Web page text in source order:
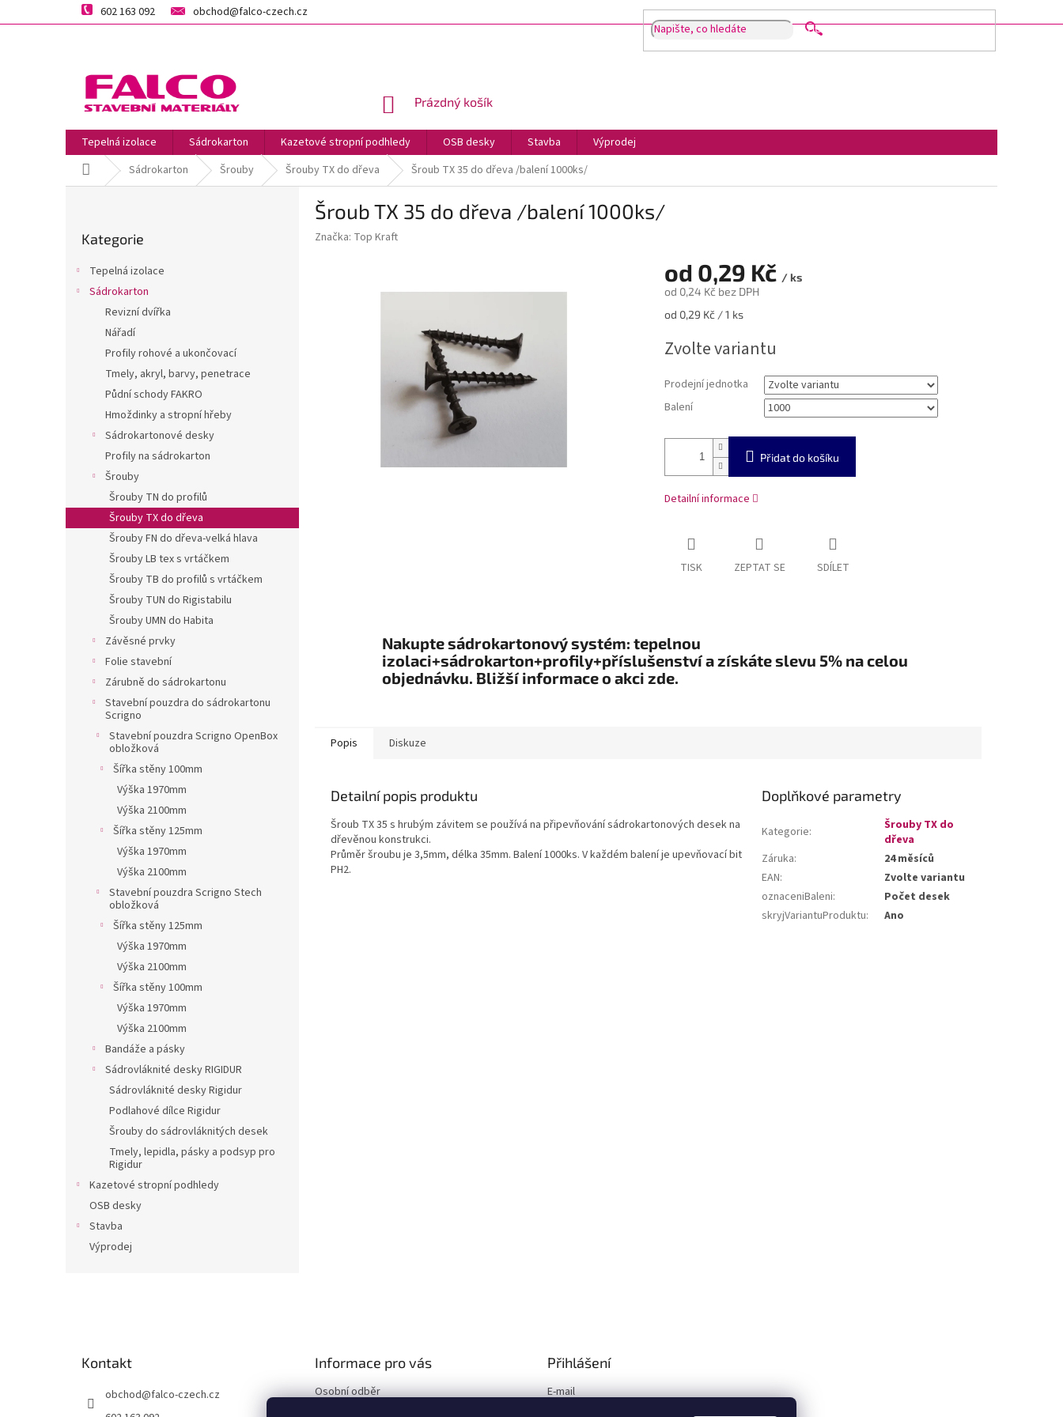
na
602 163 092 obchod@falco-czech.cz
HLEDAT
NÁKUPNÍ
Prázdný košík
Tepelná izolace Sádrokarton Kazetové stropní podhledy OSB desky Stavba
Výprodej
Domů Sádrokarton Šrouby Šrouby TX do dřeva Šroub TX 35 do dřeva /balení 1000ks/
kategorie
Kategorie
Tepelná izolace
Sádrokarton
Revizní dvířka
Nářadí
Profily rohové a ukončovací
Tmely, akryl, barvy, penetrace
Půdní schody FAKRO
Hmoždinky a stropní hřeby
Sádrokartonové desky
Profily na sádrokarton
Šrouby
Šrouby TN do profilů
Šrouby TX do dřeva
Šrouby FN do dřeva-velká hlava
Šrouby LB tex s vrtáčkem
Šrouby TB do profilů s vrtáčkem
Šrouby TUN do Rigistabilu
Šrouby UMN do Habita
Závěsné prvky
Folie stavební
Zárubně do sádrokartonu
Stavební pouzdra do sádrokartonu
Scrigno
Stavební pouzdra Scrigno OpenBox
obložková
Šířka stěny 100mm
Výška 1970mm
Výška 2100mm
Šířka stěny 125mm
Výška 1970mm
Výška 2100mm
Stavební pouzdra Scrigno Stech
obložková
Šířka stěny 125mm
Výška 1970mm
Výška 2100mm
Šířka stěny 100mm
Výška 1970mm
Výška 2100mm
Bandáže a pásky
Sádrovláknité desky RIGIDUR
Sádrovláknité desky Rigidur
Podlahové dílce Rigidur
Šrouby do sádrovláknitých desek
Tmely, lepidla, pásky a podsyp pro
Rigidur
Kazetové stropní podhledy
OSB desky
Stavba
Výprodej
Šroub TX 35 do dřeva /balení 1000ks/
Značka: Top Kraft
od 0,29 Kč / ks
od 0,24 Kčbez DPH
Měrná
od 0,29 Kč / 1 ks
Zvolte variantu
Prodejní jednotka
Balení
Přidat do košíku
Detailní informace
TISK ZEPTAT SE SDÍLET
Nakupte sádrokartonový systém: tepelnou
izolaci+sádrokarton+profily+příslušenství a získáte slevu 5% na celou
objednávku. Bližší informace o akci zde.
Popis Diskuze
Detailní popis produktu
Šroub TX 35 s hrubým závitem se používá na připevňování sádrokartonových desek na
dřevěnou konstrukci.
Průměr šroubu je 3,5mm, délka 35mm. Balení 1000ks. V každém balení je upevňovací bit
PH2.
Doplňkové parametry
Kategorie:
Šrouby TX do
dřeva
Záruka:
24 měsíců
EAN:
Zvolte variantu
oznaceniBaleni:
Počet desek
skryjVariantuProduktu: Ano
Kontakt
obchod@falco-czech.cz
Informace pro vás
Osobní odběr
Přihlášení
E-mail